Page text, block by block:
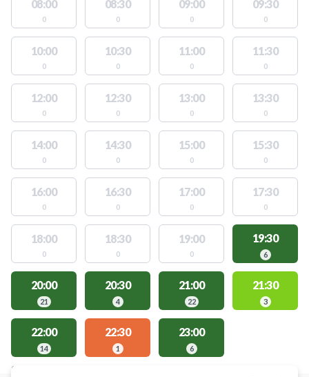
08:00
0
08:30
0
09:00
0
09:30
0
10:00
0
10:30
0
11:00
0
11:30
0
12:00
0
12:30
0
13:00
0
13:30
0
14:00
0
14:30
0
15:00
0
15:30
0
16:00
0
16:30
0
17:00
0
17:30
0
18:00
0
18:30
0
19:00
0
19:30
6
20:00
21
20:30
4
21:00
22
21:30
3
22:00
14
22:30
1
23:00
6
STEDER MED LEDIGE AKTIVITETER